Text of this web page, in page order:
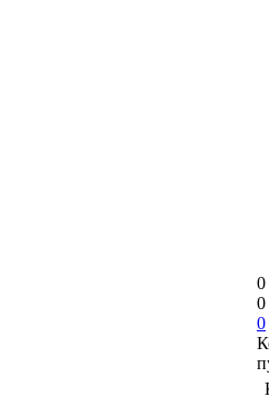
0
0
0